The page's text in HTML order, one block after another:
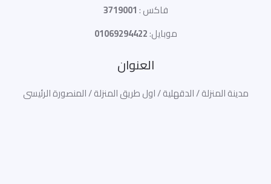
فاكس :3719001
موبايل:01069294422
العنوان
مدينة المنزلة / الدقهلية / اول طريق المنزلة / المنصورة الرئيسى